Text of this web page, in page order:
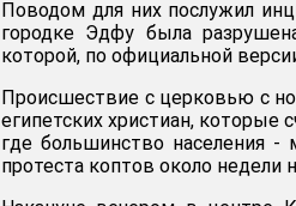
Поводом для них послужил
городке Эдфу была
которой, по официальной
Происшествие с церковью с
египетских христиан, которые
где большинство населения -
протеста коптов около недели